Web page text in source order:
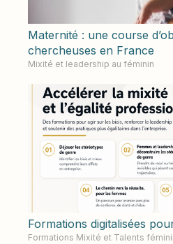
Maternité : une course
chercheuses en France
Mixité et leadership au féminin
Formations digitalisées
Formations Mixité et Talents